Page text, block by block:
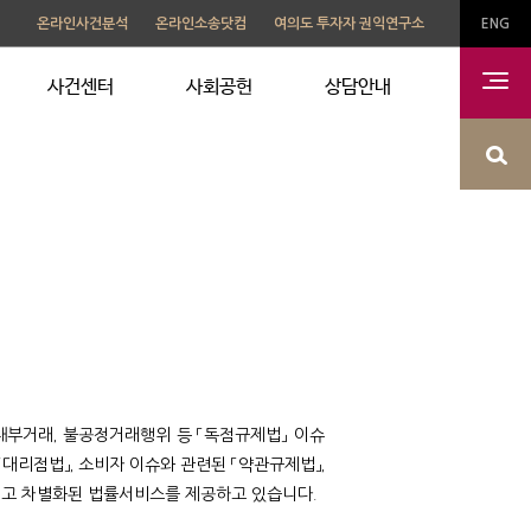
온라인사건분석 온라인소송닷컴 여의도 투자자 권익연구소
사건센터 사회공헌 상담안내
ENG
거래, 불공정거래행위 등 「독점규제법」 이슈
리점법」, 소비자 이슈와 관련된 「약관규제법」,
고 차별화된 법률서비스를 제공하고 있습니다.